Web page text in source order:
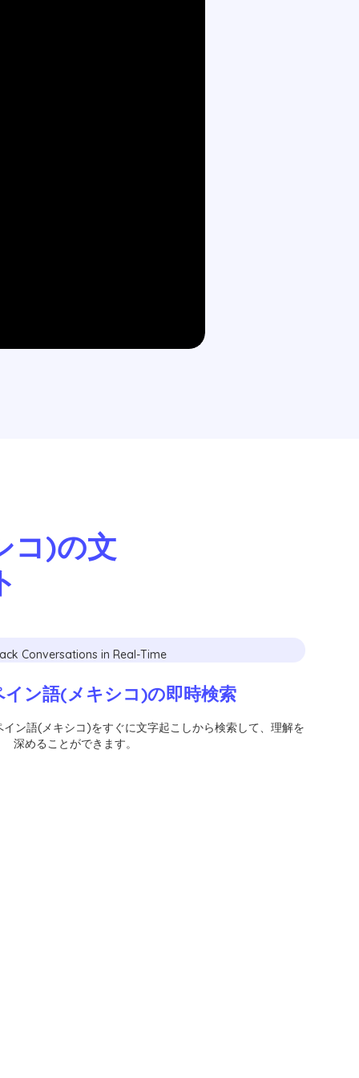
コ)の文
ン語(メキシコ)の即時検索
ン語(メキシコ)をすぐに文字起こしから検索して、理解を
深めることができます。